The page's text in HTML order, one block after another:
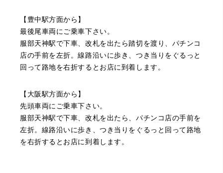
【豊中駅方面から】
最後尾車両にご乗車下さい。
服部天神駅で下車、改札を出たら踏切を渡り、パチンコ
店の手前を左折。線路沿いに歩き、つき当りをぐるっと
回って路地を右折するとお店に到着します。
【大阪駅方面から】
先頭車両にご乗車下さい。
服部天神駅で下車、改札を出たら、パチンコ店の手前を
左折。線路沿いに歩き、つき当りをぐるっと回って路地
を右折するとお店に到着します。